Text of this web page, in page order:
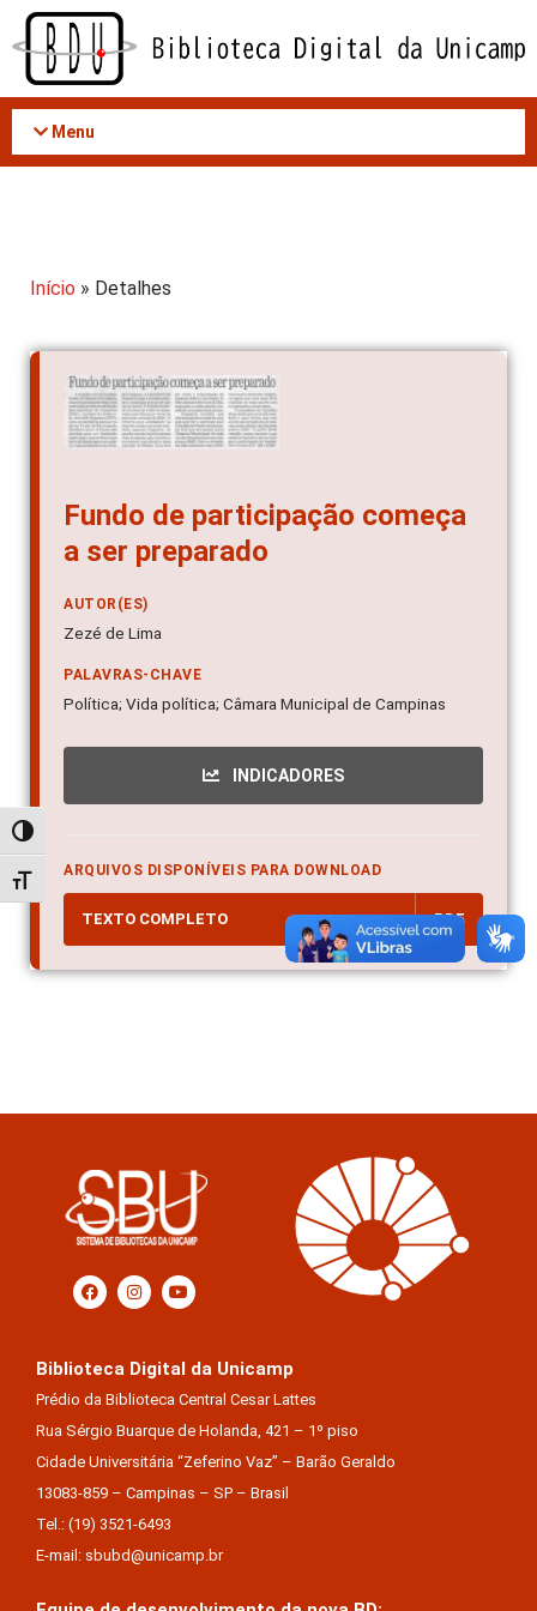
Acessar
conteúdo
Alternar alto contraste
Alternar tamanho da fonte
Menu
Início » Detalhes
Fundo de participação começa
a ser preparado
AUTOR(ES)
Zezé de Lima
PALAVRAS-CHAVE
Política; Vida política; Câmara Municipal de Campinas
INDICADORES
ARQUIVOS DISPONÍVEIS PARA DOWNLOAD
TEXTO COMPLETO PDF
Biblioteca Digital da Unicamp
Prédio da Biblioteca Central Cesar Lattes
Rua Sérgio Buarque de Holanda, 421 – 1º piso
Cidade Universitária “Zeferino Vaz” – Barão Geraldo
13083-859 – Campinas – SP – Brasil
Tel.: (19) 3521-6493
E-mail: sbubd@unicamp.br